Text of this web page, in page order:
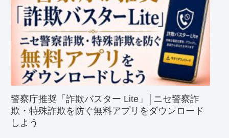
警察庁推奨「詐欺バスター Lite」│ニセ警察詐
欺・特殊詐欺を防ぐ無料アプリをダウンロード
しよう